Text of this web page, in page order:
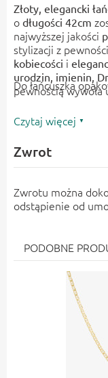
Złoty, elegancki
o długości 42cm
najwyższej jakości
stylizacji z
kobiecości i
urodzin, imienin,
pewnością
Do łańcuszka
Czytaj więcej
Zwrot
Zwrotu można
odstąpienie od
PODOBNE